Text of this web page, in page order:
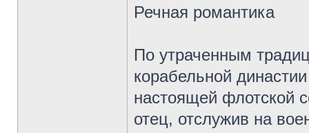
Речная романтика
По утраченным
корабельной
настоящей флотской
отец, отслужив на